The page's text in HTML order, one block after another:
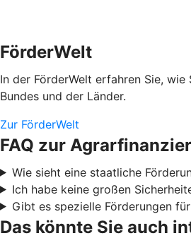
FörderWelt
In der FörderWelt erfahren Sie,
Bundes und der Länder.
Zur FörderWelt
FAQ zur
Wie sieht eine staatliche
Ich habe keine großen
Gibt es spezielle Förderungen
Das könnte Sie auch